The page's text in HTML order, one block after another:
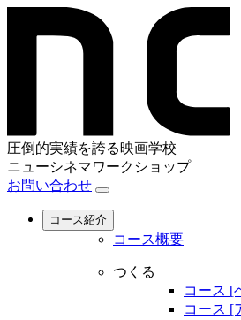
圧倒的実績を誇る映画学校
ニューシネマワークショップ
お問い合わせ
コース紹介
コース概要
つくる
コース [
コース [